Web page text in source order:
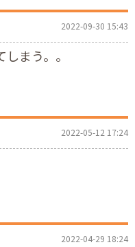
2022-09-30 15:43
まう。。
2022-05-12 17:24
2022-04-29 18:24